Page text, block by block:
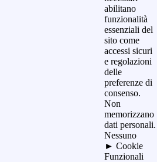
abilitano
funzionalità
essenziali del
sito come
accessi sicuri
e regolazioni
delle
preferenze di
consenso.
Non
memorizzano
dati personali.
Nessuno
► Cookie
Funzionali